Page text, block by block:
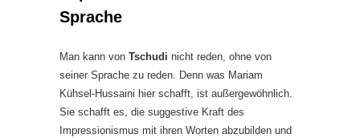
Sprache
Man kann von Tschudi nicht reden, ohne von
seiner Sprache zu reden. Denn was Mariam
Kühsel-Hussaini hier schafft, ist außergewöhnlich.
Sie schafft es, die suggestive Kraft des
Impressionismus mit ihren Worten abzubilden und